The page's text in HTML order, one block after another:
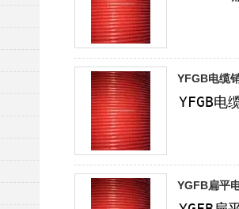
YFGB电缆
YGFB扁平